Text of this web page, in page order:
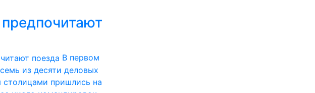
В первом
из десяти деловых
пришлись на